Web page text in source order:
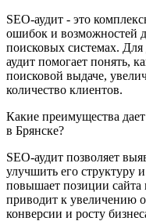
SEO-аудит - это
ошибок и возможностей
поисковых системах.
аудит помогает понять,
поисковой выдаче,
количество клиентов.
Какие преимущества
в Брянске?
SEO-аудит позволяет
улучшить его структуру
повышает позиции сайта
приводит к увеличению
конверсии и росту